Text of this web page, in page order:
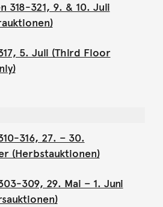
318-321, 9. & 10. Juli
5. Juli (Third Floor
316, 27. – 30.
(Herbstauktionen)
309, 29. Mai – 1. Juni